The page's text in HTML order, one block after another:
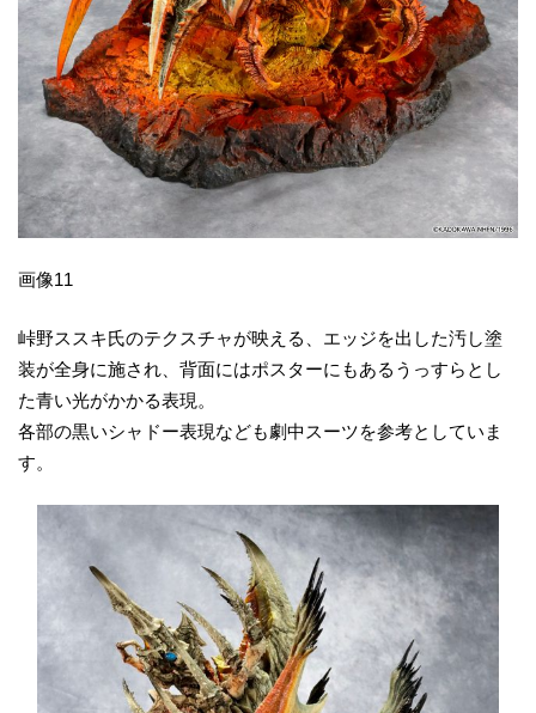
画像11
峠野ススキ氏のテクスチャが映える、エッジを出した汚し塗
装が全身に施され、背面にはポスターにもあるうっすらとし
た青い光がかかる表現。
各部の黒いシャドー表現なども劇中スーツを参考としていま
す。